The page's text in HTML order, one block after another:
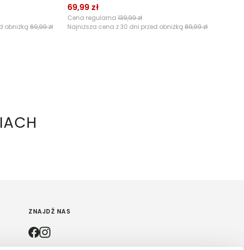
obniżką 69,99 zł
69,99 zł
Cena regularna 139,99 zł
Najniższa cena z 30 dni przed obniżką 89,99 zł
ZNAJDŹ NAS